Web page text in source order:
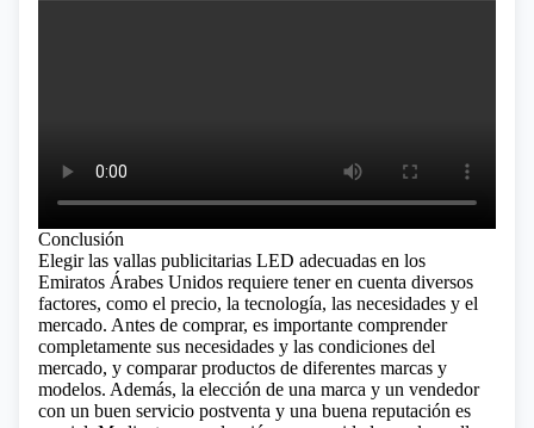
Conclusión
Elegir las vallas publicitarias LED adecuadas en los
Emiratos Árabes Unidos requiere tener en cuenta diversos
factores, como el precio, la tecnología, las necesidades y el
mercado. Antes de comprar, es importante comprender
completamente sus necesidades y las condiciones del
mercado, y comparar productos de diferentes marcas y
modelos. Además, la elección de una marca y un vendedor
con un buen servicio postventa y una buena reputación es